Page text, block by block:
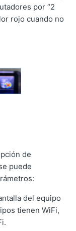
por “2
rojo cuando no
de
puede
del equipo
tienen WiFi,